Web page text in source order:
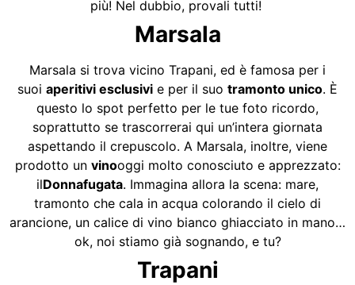
più! Nel dubbio, provali tutti!
Marsala
Marsala si trova vicino Trapani, ed è famosa per i
suoi aperitivi esclusivi e per il suo tramonto unico. È
questo lo spot perfetto per le tue foto ricordo,
soprattutto se trascorrerai qui un’intera giornata
aspettando il crepuscolo. A Marsala, inoltre, viene
prodotto un vinooggi molto conosciuto e apprezzato:
ilDonnafugata. Immagina allora la scena: mare,
tramonto che cala in acqua colorando il cielo di
arancione, un calice di vino bianco ghiacciato in mano…
ok, noi stiamo già sognando, e tu?
Trapani